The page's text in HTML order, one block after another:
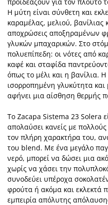
Η μύτη είναι σύνθετη και
καραμέλας, μελιού,
αποχρώσεις αποξηραμένων
γλυκών μπαχαρικών. Στο
πολυεπίπεδη: οι νότες από
καφέ και σταφίδα
όπως το μέλι και η βανίλια.
ισορροπημένη γλυκύτητα
αφήνει μια αίσθηση θερμής
Το Zacapa Sistema 23 Solera
απολαύσει κανείς με
τον πλήρη χαρακτήρα του,
του blend. Με ένα μεγάλο
νερό, μπορεί να δώσει μια
χωρίς να χάσει την
συνοδεύει υπέροχα
φρούτα ή ακόμα και εκλεκτά
εμπειρία απόλυτης